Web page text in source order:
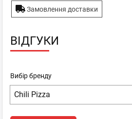
Замовлення доставки
ВІДГУКИ
Вибір бренду